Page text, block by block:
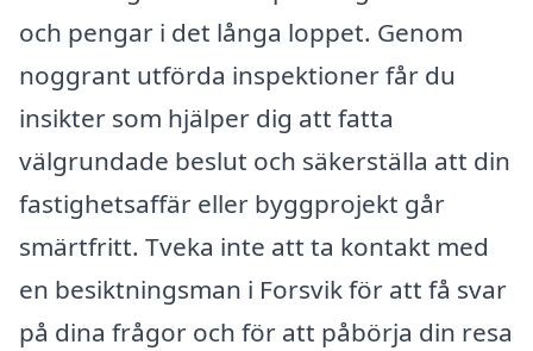
och pengar i det långa loppet. Genom
noggrant utförda inspektioner får du
insikter som hjälper dig att fatta
välgrundade beslut och säkerställa att din
fastighetsaffär eller byggprojekt går
smärtfritt. Tveka inte att ta kontakt med
en besiktningsman i Forsvik för att få svar
på dina frågor och för att påbörja din resa